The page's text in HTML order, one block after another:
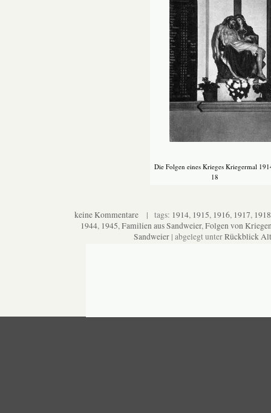
Die Folgen eines Krieges Kriegermal
18
keine Kommentare | tags: 1914, 1915, 1916, 1917, 1918
1944, 1945,Familien aus Sandweier,Folgen von
Sandweier | abgelegt unterRückblick